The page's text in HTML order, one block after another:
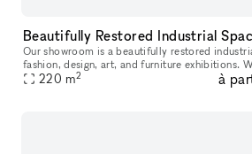
Our showroom is a beautifully restored
fashion, design, art, and furniture exhibitions. With an open 220 sqm
layout, it offers great flexibility for various
220 m2 à